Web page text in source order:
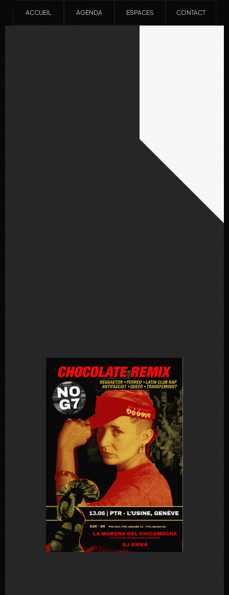
ACCUEIL AGENDA ESPACES CONTACT